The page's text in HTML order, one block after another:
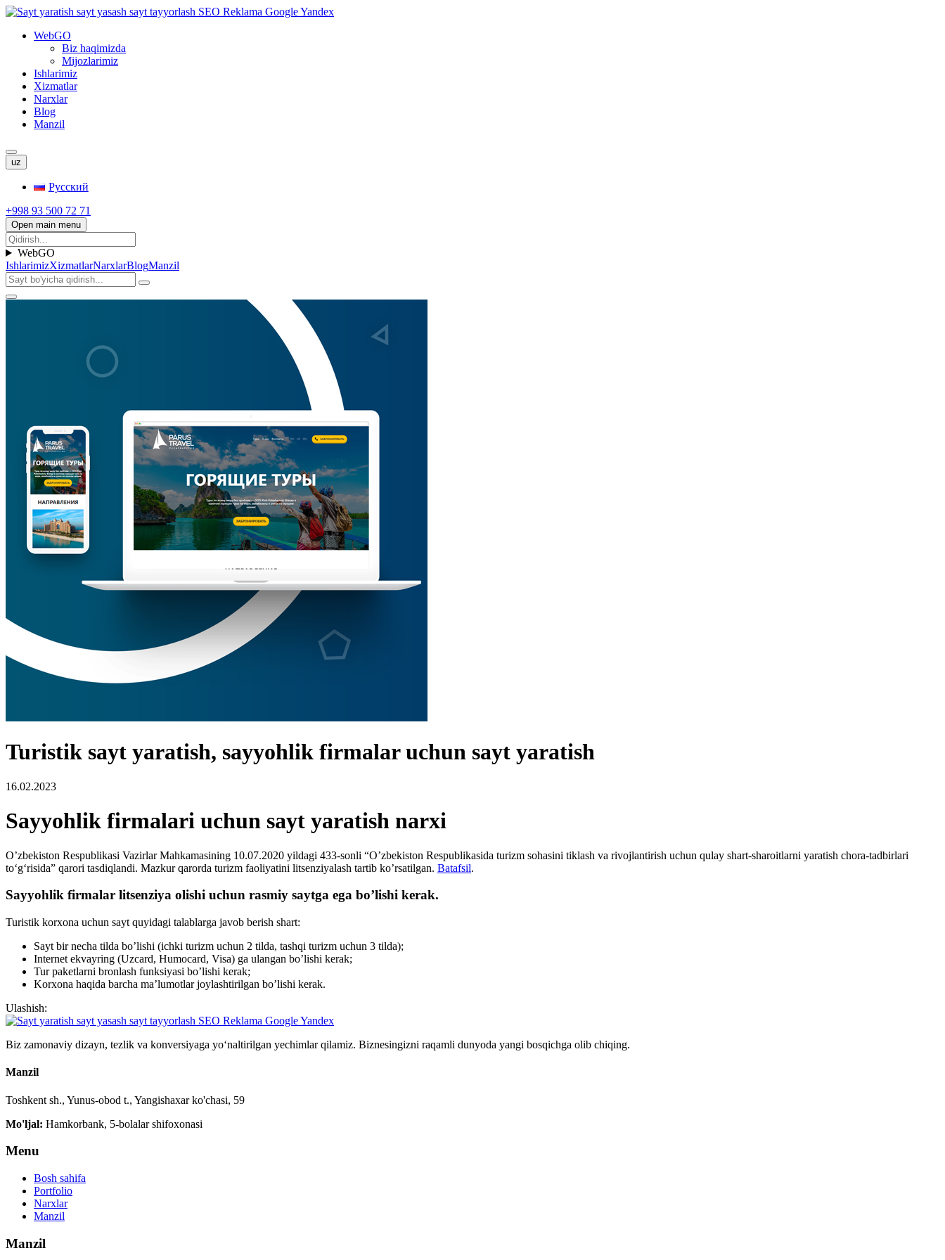
WebGO
Biz haqimizda
Mijozlarimiz
Ishlarimiz
Xizmatlar
Narxlar
Blog
Manzil
uz
Русский
+998 93 500 72 71
Open main menu
WebGO
IshlarimizXizmatlarNarxlarBlogManzil
Turistik sayt yaratish, sayyohlik firmalar uchun sayt yaratish
16.02.2023
Sayyohlik firmalari uchun sayt yaratish narxi
O’zbekiston Respublikasi Vazirlar Mahkamasining 10.07.2020 yildagi 433-sonli “O’zbekiston Respublikasida turizm sohasini tiklash va rivojlantirish uchun qulay shart-sharoitlarni yaratish chora-tadbirlari
to‘g‘risida” qarori tasdiqlandi. Mazkur qarorda turizm faoliyatini litsenziyalash tartib ko’rsatilgan. Batafsil.
Sayyohlik firmalar litsenziya olishi uchun rasmiy saytga ega bo’lishi kerak.
Turistik korxona uchun sayt quyidagi talablarga javob berish shart:
Sayt bir necha tilda bo’lishi (ichki turizm uchun 2 tilda, tashqi turizm uchun 3 tilda);
Internet ekvayring (Uzcard, Humocard, Visa) ga ulangan bo’lishi kerak;
Tur paketlarni bronlash funksiyasi bo’lishi kerak;
Korxona haqida barcha ma’lumotlar joylashtirilgan bo’lishi kerak.
Ulashish:
Biz zamonaviy dizayn, tezlik va konversiyaga yo‘naltirilgan yechimlar qilamiz. Biznesingizni raqamli dunyoda yangi bosqichga olib chiqing.
Manzil
Toshkent sh., Yunus-obod t., Yangishaxar ko'chasi, 59
Mo'ljal: Hamkorbank, 5-bolalar shifoxonasi
Menu
Bosh sahifa
Portfolio
Narxlar
Manzil
Manzil